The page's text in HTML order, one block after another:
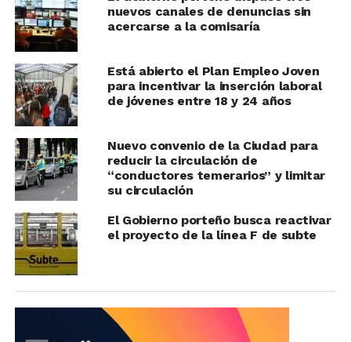
nuevos canales de denuncias sin
acercarse a la comisaría
Está abierto el Plan Empleo Joven
para incentivar la inserción laboral
de jóvenes entre 18 y 24 años
Nuevo convenio de la Ciudad para
reducir la circulación de
“conductores temerarios” y limitar
su circulación
El Gobierno porteño busca reactivar
el proyecto de la línea F de subte